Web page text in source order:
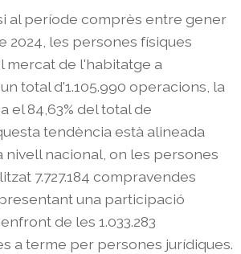
al període comprès entre gener
2024, les persones físiques
mercat de l'habitatge a
total d'1.105.990 operacions, la
el 84,63% del total de
tendència està alineada
nivell nacional, on les persones
7.727.184 compravendes
una participació
de les 1.033.283
a terme per persones jurídiques.